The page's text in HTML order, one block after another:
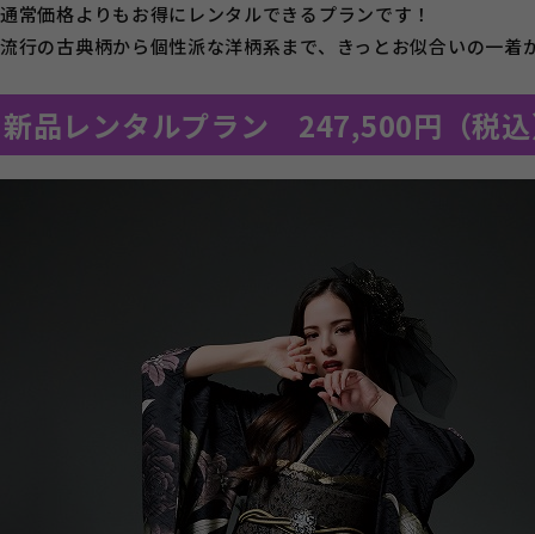
通常価格よりもお得にレンタルできるプランです！
流行の古典柄から個性派な洋柄系まで、きっとお似合いの一着
新品レンタルプラン 247,500円（税